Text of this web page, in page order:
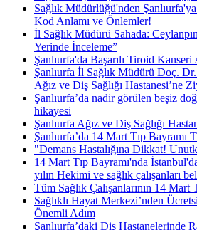
Sağlık Müdürlüğü'nden Şanlıurfa'ya
Kod Anlamı ve Önlemler!
İl Sağlık Müdürü Sahada:
Yerinde İnceleme”
Şanlıurfa'da Başarılı Tiroid Kanseri
Şanlıurfa İl Sağlık Müdürü Doç.
Ağız ve Diş Sağlığı Hastanesi’ne
Şanlıurfa’da nadir görülen beşiz
hikayesi
Şanlıurfa Ağız ve Diş Sağlığı
Şanlıurfa’da 14 Mart Tıp Bayramı
"Demans Hastalığına Dikkat!
14 Mart Tıp Bayramı'nda
yılın Hekimi ve sağlık çalışanları
Tüm Sağlık Çalışanlarının 14
Sağlıklı Hayat Merkezi’nden
Önemli Adım
Şanlıurfa’daki Diş Hastanelerinde